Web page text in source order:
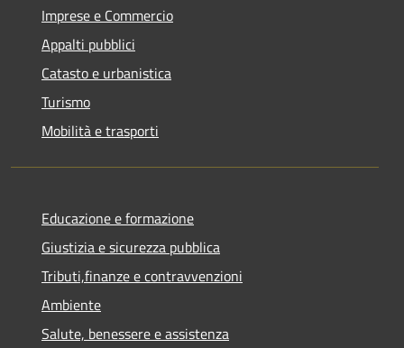
Imprese e Commercio
Appalti pubblici
Catasto e urbanistica
Turismo
Mobilità e trasporti
Educazione e formazione
Giustizia e sicurezza pubblica
Tributi,finanze e contravvenzioni
Ambiente
Salute, benessere e assistenza